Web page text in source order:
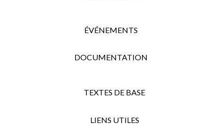
ÉVÉNEMENTS
DOCUMENTATION
TEXTES DE BASE
LIENS UTILES